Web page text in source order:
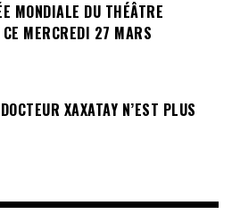
MONDIALE DU THÉÂTRE
CE MERCREDI 27 MARS
XAXATAY N’EST PLUS